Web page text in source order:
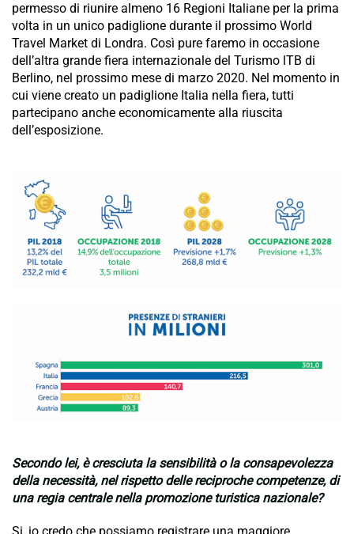
permesso di riunire almeno 16 Regioni Italiane per la prima
volta in un unico padiglione durante il prossimo World
Travel Market di Londra. Così pure faremo in occasione
dell’altra grande fiera internazionale del Turismo lTB di
Berlino, nel prossimo mese di marzo 2020. Nel momento in
cui viene creato un padiglione Italia nella fiera, tutti
partecipano anche economicamente alla riuscita
dell’esposizione.
Secondo lei, è cresciuta la sensibilità o la consapevolezza
della necessità, nel rispetto delle reciproche competenze, di
una regia centrale nella promozione turistica nazionale?